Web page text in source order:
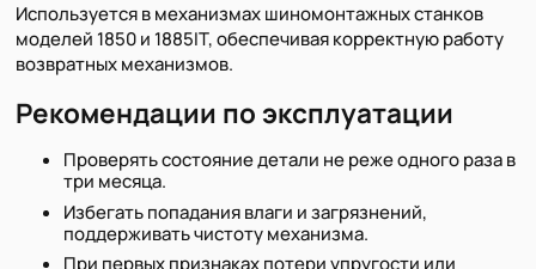
Используется в механизмах шиномонтажных станков
моделей 1850 и 1885IT, обеспечивая корректную работу
возвратных механизмов.
Рекомендации по эксплуатации
Проверять состояние детали не реже одного раза в
три месяца.
Избегать попадания влаги и загрязнений,
поддерживать чистоту механизма.
При первых признаках потери упругости или